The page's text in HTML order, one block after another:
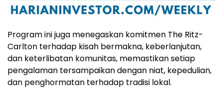
Program ini juga menegaskan komitmen The Ritz-
Carlton terhadap kisah bermakna, keberlanjutan,
dan keterlibatan komunitas, memastikan setiap
pengalaman tersampaikan dengan niat, kepedulian,
dan penghormatan terhadap tradisi lokal.